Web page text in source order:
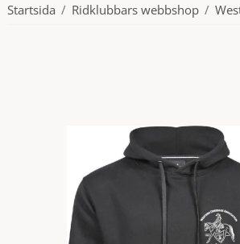
Startsida / Ridklubbars webbshop /